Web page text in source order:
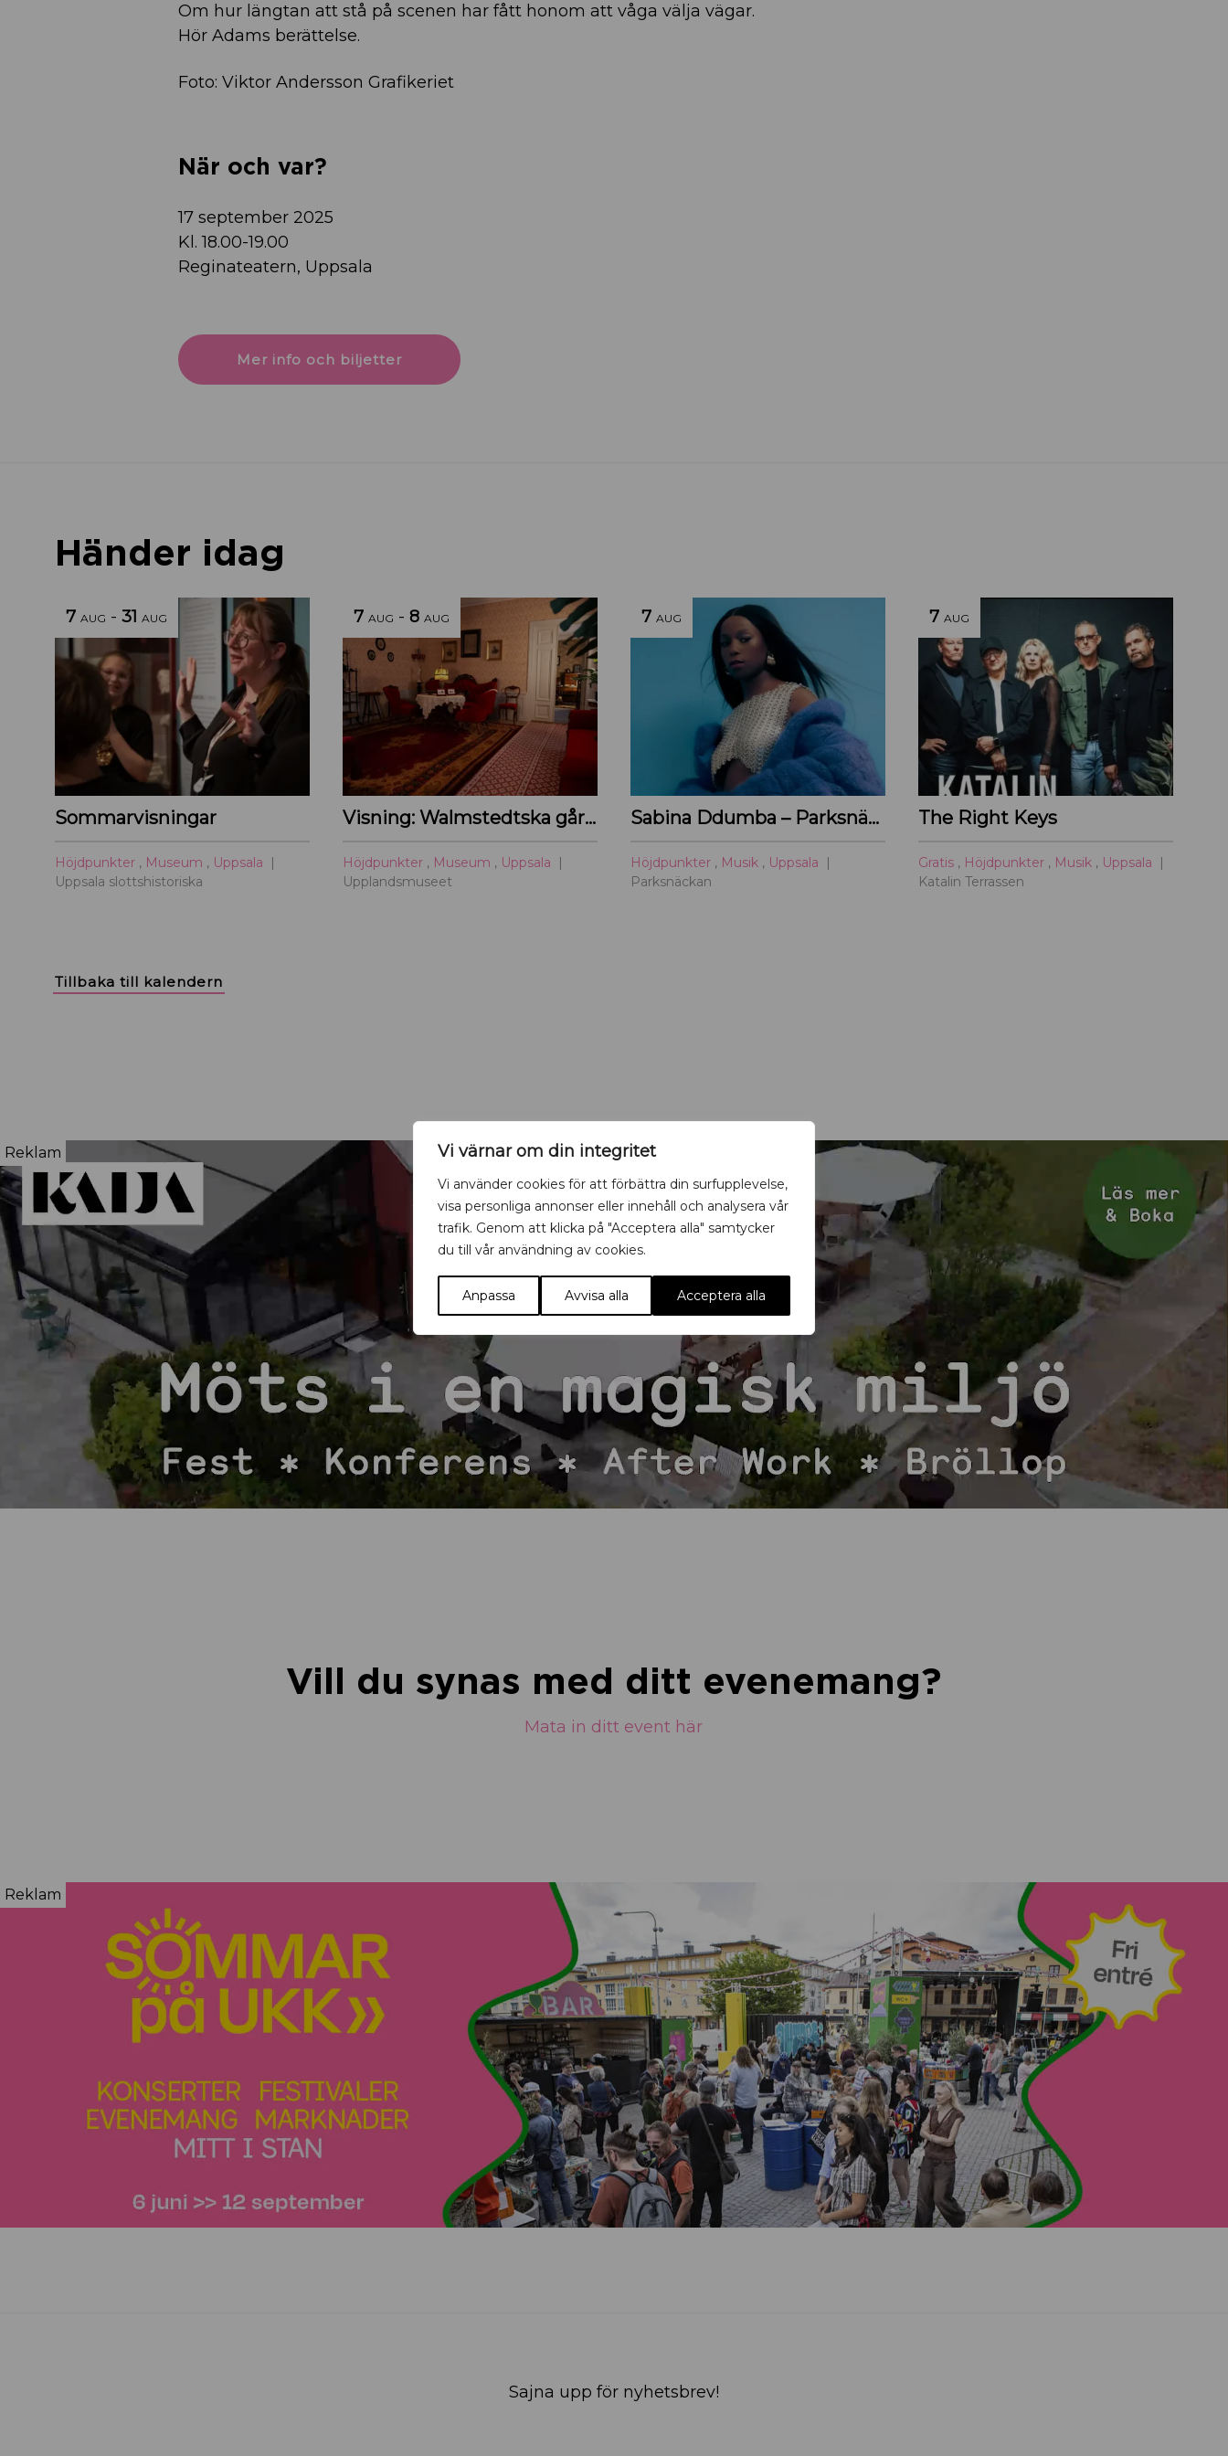
Vi värnar om din integritet
Vi använder cookies för att förbättra din surfupplevelse,
visa personliga annonser eller innehåll och analysera vår
trafik. Genom att klicka på "Acceptera alla" samtycker
du till vår användning av cookies.
Anpassa Avvisa alla Acceptera alla
Om hur längtan att stå på scenen har fått honom att våga välja vägar.
Hör Adams berättelse.
Foto: Viktor Andersson Grafikeriet
När och var?
17 september 2025
Kl. 18.00-19.00
Reginateatern, Uppsala
Mer info och biljetter
Händer idag
7 AUG - 31 AUG
Sommarvisningar
Höjdpunkter , Museum , Uppsala
Uppsala slottshistoriska
7 AUG - 8 AUG
Visning: Walmstedtska gården
Höjdpunkter , Museum , Uppsala
Upplandsmuseet
7 AUG
Sabina Ddumba – Parksnäckan – 2026
Höjdpunkter , Musik , Uppsala
Parksnäckan
7 AUG
The Right Keys
Gratis , Höjdpunkter , Musik , Uppsala
Katalin Terrassen
Tillbaka till kalendern
Reklam
Vill du synas med ditt evenemang?
Mata in ditt event här
Reklam
Sajna upp för nyhetsbrev!